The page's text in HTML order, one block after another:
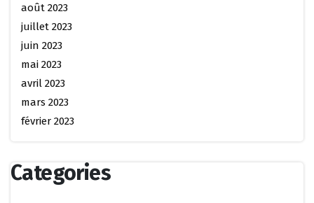
août 2023
juillet 2023
juin 2023
mai 2023
avril 2023
mars 2023
février 2023
Categories